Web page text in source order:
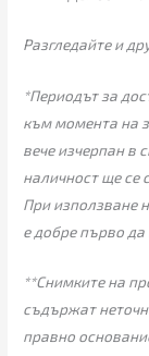
Разгледайте и
*Периодът за
към момента на
вече изчерпан в
наличност ще се
При използване
е добре първо
**Снимките на
съдържат
правно